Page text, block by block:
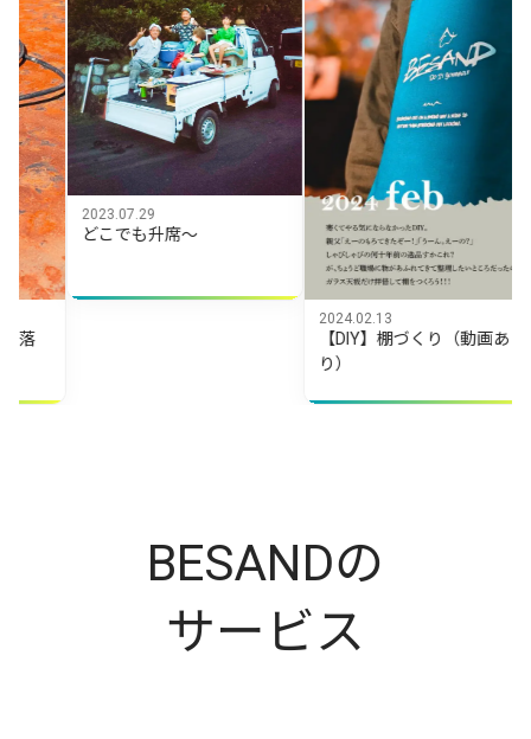
も升席～
【DIY】棚づくり（動画あ
【DIY】救急
BESANDの
サービス